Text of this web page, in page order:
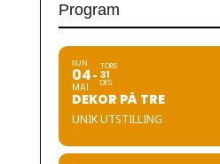
Program
SUN
04
MAI
TORS
31
DES
DEKOR PÅ TRE
UNIK UTSTILLING